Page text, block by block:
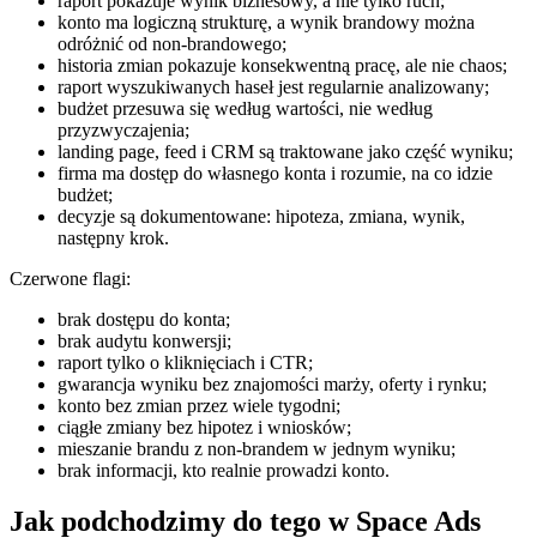
konto ma logiczną strukturę, a wynik brandowy można
odróżnić od non-brandowego;
historia zmian pokazuje konsekwentną pracę, ale nie chaos;
raport wyszukiwanych haseł jest regularnie analizowany;
budżet przesuwa się według wartości, nie według
przyzwyczajenia;
landing page, feed i CRM są traktowane jako część wyniku;
firma ma dostęp do własnego konta i rozumie, na co idzie
budżet;
decyzje są dokumentowane: hipoteza, zmiana, wynik,
następny krok.
Czerwone flagi:
brak dostępu do konta;
brak audytu konwersji;
raport tylko o kliknięciach i CTR;
gwarancja wyniku bez znajomości marży, oferty i rynku;
konto bez zmian przez wiele tygodni;
ciągłe zmiany bez hipotez i wniosków;
mieszanie brandu z non-brandem w jednym wyniku;
brak informacji, kto realnie prowadzi konto.
Jak podchodzimy do tego w Space Ads